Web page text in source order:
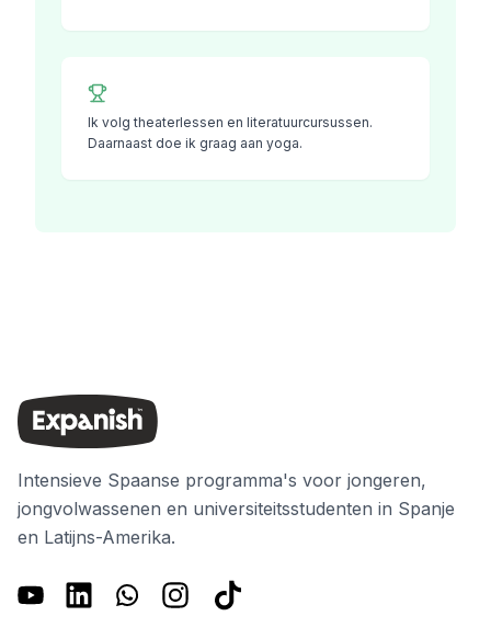
Ik volg theaterlessen en literatuurcursussen.
Daarnaast doe ik graag aan yoga.
Intensieve Spaanse programma's voor jongeren,
jongvolwassenen en universiteitsstudenten in Spanje
en Latijns-Amerika.